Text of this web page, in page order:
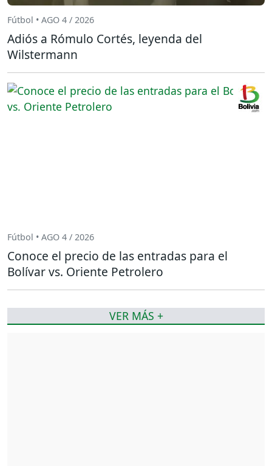
Fútbol • AGO 4 / 2026
Adiós a Rómulo Cortés, leyenda del
Wilstermann
Fútbol • AGO 4 / 2026
Conoce el precio de las entradas para el
Bolívar vs. Oriente Petrolero
VER MÁS +